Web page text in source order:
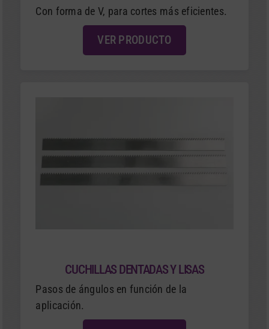
Con forma de V, para cortes más eficientes.
VER PRODUCTO
CUCHILLAS DENTADAS Y LISAS
Pasos de ángulos en función de la
aplicación.